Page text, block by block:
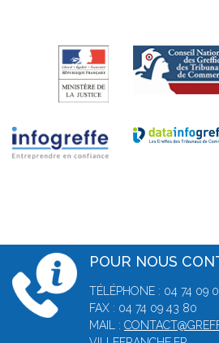
POUR NOUS
TÉLÉPHONE : 04 74 09
FAX : 04 74 09 43 80
MAIL :